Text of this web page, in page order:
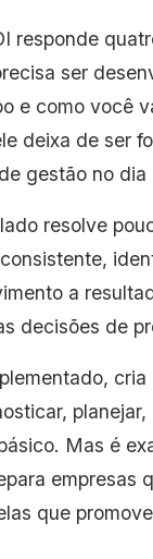
responde
ser
e como você
deixa de ser
gestão no dia
resolve
a
decisões de
cria
Mas é
empresas
que